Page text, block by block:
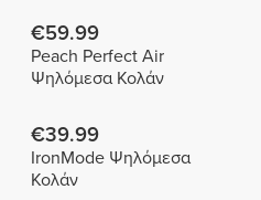
€59.99
Peach Perfect Air
Ψηλόμεσα Κολάν
€39.99
IronMode Ψηλόμεσα
Κολάν